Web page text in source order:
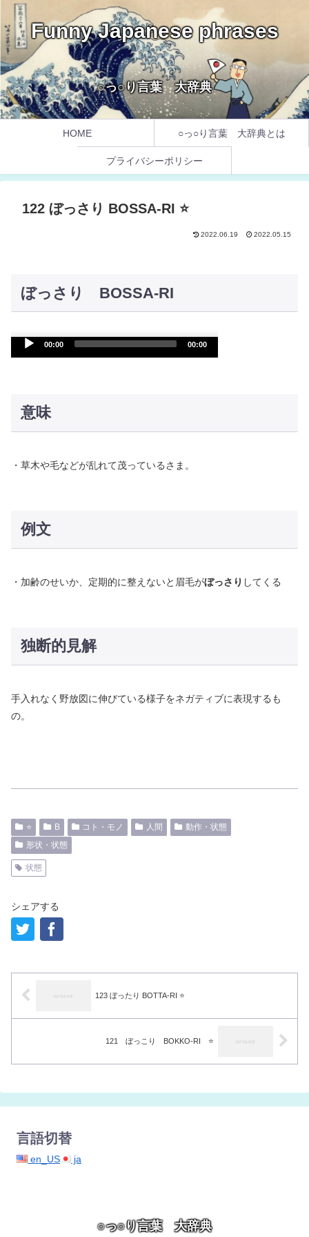
Funny Japanese phrases
○っ○り言葉 大辞典
HOME ○っ○り言葉 大辞典とは
プライバシーポリシー
122 ぼっさり BOSSA-RI ⭐️
2022.06.19 2022.05.15
ぼっさり BOSSA-RI
Audio
00:00 00:00
意味
・草木や毛などが乱れて茂っているさま。
例文
・加齢のせいか、定期的に整えないと眉毛がぼっさり してくる
独断的見解
手入れなく野放図に伸びている様子をネガティブに表現するも
の。
⭐️ B コト・モノ 人間
動作・状態
形状・状態
状態
シェアする
123 ぼったり BOTTA-RI ⭐️
121 ぼっこり BOKKO-RI ⭐️
言語切替
en_US ja
○っ○り言葉 大辞典